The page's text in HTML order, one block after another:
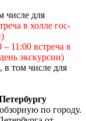
числе для
в холле гос-
– 11:00 встреча в
экскурсии)
в том числе для
по городу.